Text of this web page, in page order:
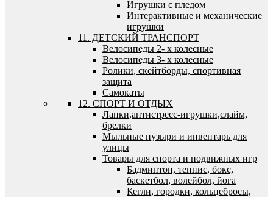
Игрушки с пледом
Интерактивные и механические
игрушки
11. ДЕТСКИЙ ТРАНСПОРТ
Велосипеды 2- х колесные
Велосипеды 3- х колесные
Ролики, скейтборды, спортивная
защита
Самокаты
12. СПОРТ И ОТДЫХ
Лапки,антистресс-игрушки,слайм,
брелки
Мыльные пузыри и инвентарь для
улицы
Товары для спорта и подвижных игр
Бадминтон, теннис, бокс,
баскетбол, волейбол, йога
Кегли, городки, кольцебросы,